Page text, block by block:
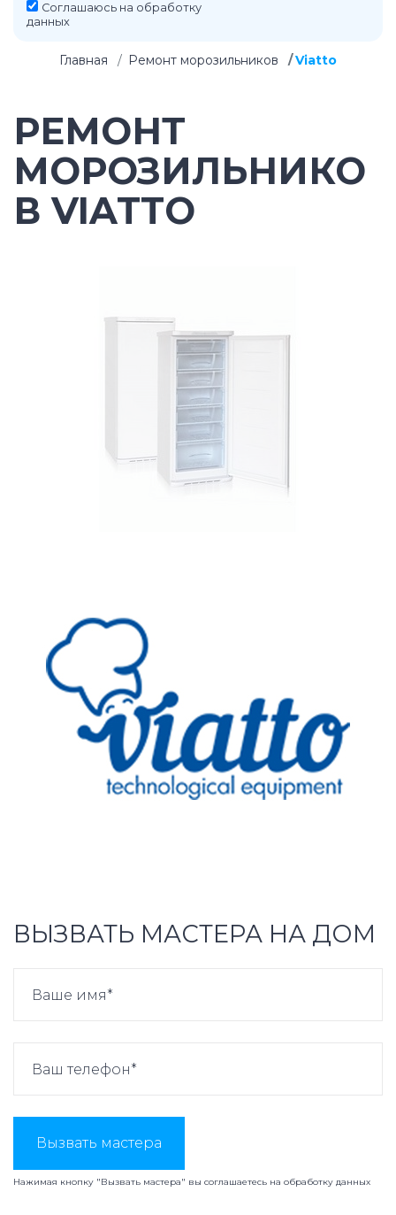
Соглашаюсь на обработку
данных
Главная Ремонт морозильников Viatto
РЕМОНТ
МОРОЗИЛЬНИКО
В VIATTO
ВЫЗВАТЬ МАСТЕРА НА ДОМ
Вызвать мастера
Нажимая кнопку "Вызвать мастера" вы соглашаетесь на обработку данных